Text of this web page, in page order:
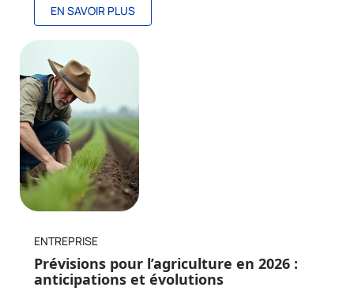
EN SAVOIR PLUS
ENTREPRISE
Prévisions pour l’agriculture en 2026 :
anticipations et évolutions